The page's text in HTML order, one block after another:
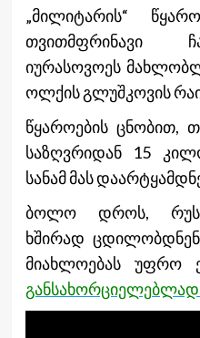
„მილიტარის“
თვითმფრინავი
იურასოვოეს
ოლქის გლუშკოვის
წყაროების ცნობით,
საზღვრიდან 15
სანამ მას
ბოლო დროს, რუსი
ხშირად ცდილობდნენ
მიახლოებას უფრო